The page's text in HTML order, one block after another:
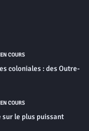
COURS
coloniales : des Outre-
COURS
sur le plus puissant